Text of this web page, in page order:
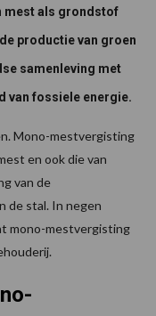
mest als grondstof
productie van groen
samenleving met
van fossiele energie.
Mono-mestvergisting
en ook die van
van de
de stal. In negen
mono-mestvergisting